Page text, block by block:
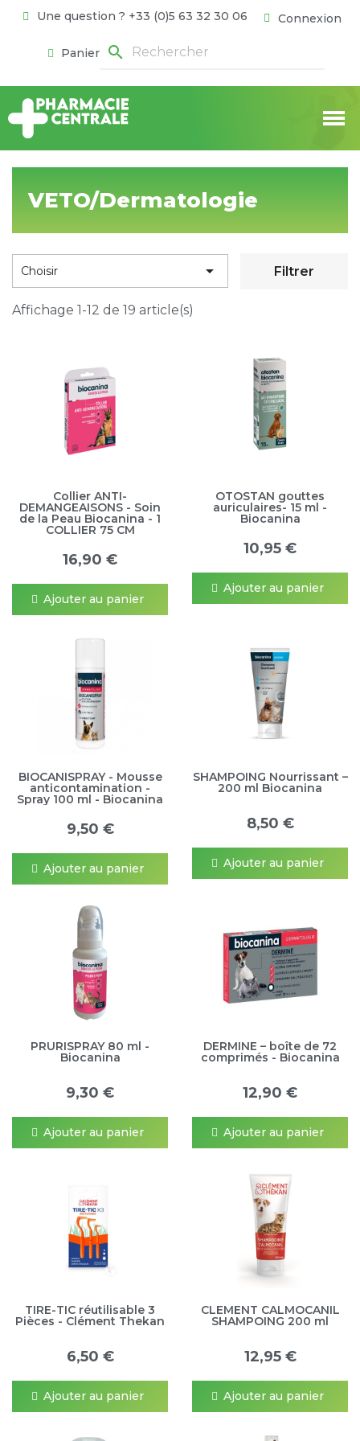
Une question ? +33 (0)5 63 32 30 06 Connexion
Panier search
VETO/Dermatologie
Choisir  Filtrer
Affichage 1-12 de 19 article(s)
Collier ANTI-
DEMANGEAISONS - Soin
de la Peau Biocanina - 1
COLLIER 75 CM
16,90 €
Ajouter au panier
OTOSTAN gouttes
auriculaires- 15 ml -
Biocanina
10,95 €
Ajouter au panier
BIOCANISPRAY - Mousse
anticontamination -
Spray 100 ml - Biocanina
9,50 €
Ajouter au panier
SHAMPOING Nourrissant –
200 ml Biocanina
8,50 €
Ajouter au panier
PRURISPRAY 80 ml -
Biocanina
9,30 €
Ajouter au panier
DERMINE – boîte de 72
comprimés - Biocanina
12,90 €
Ajouter au panier
TIRE-TIC réutilisable 3
Pièces - Clément Thekan
6,50 €
Ajouter au panier
CLEMENT CALMOCANIL
SHAMPOING 200 ml
12,95 €
Ajouter au panier